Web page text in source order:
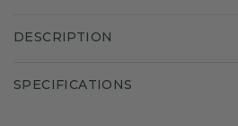
DESCRIPTION
SPECIFICATIONS